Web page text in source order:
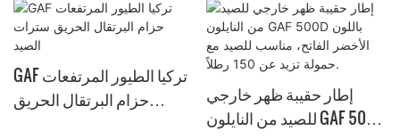
GAF تركيا الطيور المرتفعات
حزام البرتقال الحريق
إطار حقيبة ظهر خارجي
للصيد من النايلون GAF 500D